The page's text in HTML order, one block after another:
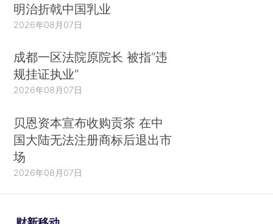
明治折戟中国乳业
2026年08月07日
成都一区法院原院长 被指“违
规挂证执业”
2026年08月07日
贝恩资本宣布收购贡茶 在中
国大陆无法注册商标后退出市
场
2026年08月07日